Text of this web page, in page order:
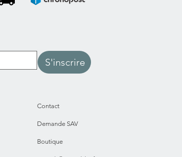
S'inscrire
Contact
Demande SAV
Boutique